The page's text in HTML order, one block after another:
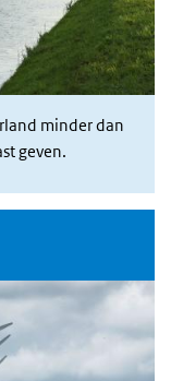
minder dan
geven.